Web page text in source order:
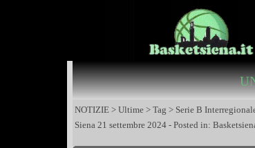
NOTIZIE > Ultime > Tag > Serie B
Siena 21 settembre 2024 - Posted in: